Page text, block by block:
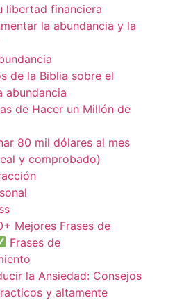
libertad financiera
la abundancia y la
de la Biblia sobre el
abundancia
de Hacer un Millón de
80 mil dólares al mes
y comprobado)
Mejores Frases de
Frases de
la Ansiedad: Consejos
y altamente